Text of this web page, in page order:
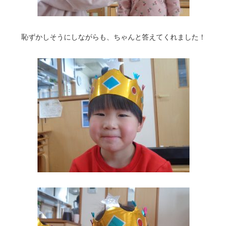
恥ずかしそうにしながらも、ちゃんと答えてくれました！